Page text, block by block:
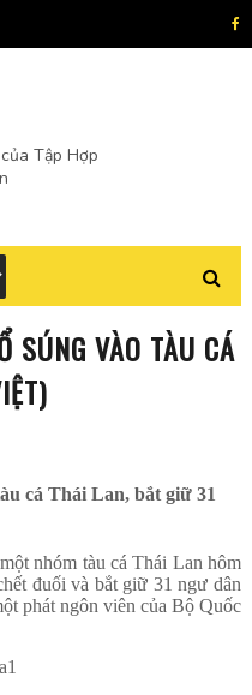
Tập Hợp
SÚNG VÀO TÀU CÁ
cá Thái Lan, bắt giữ 31
nhóm tàu cá Thái Lan hôm
đuối và bắt giữ 31 ngư dân
phát ngôn viên của Bộ Quốc